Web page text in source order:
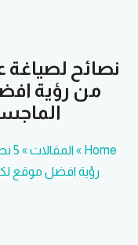
من رؤية
Home
» المقالات »
5
رؤية افضل موقع